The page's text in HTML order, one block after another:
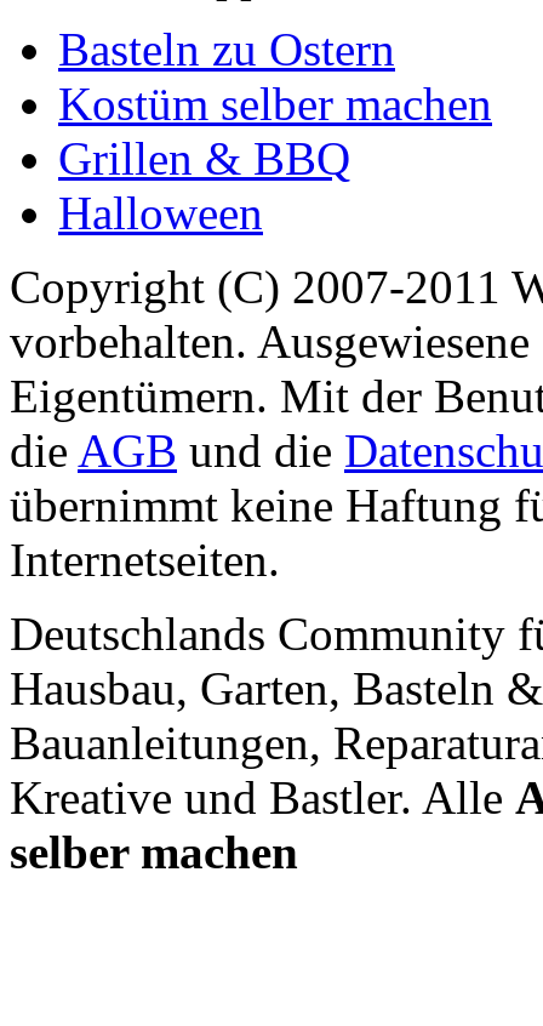
Basteln zu Ostern
Kostüm selber machen
Grillen & BBQ
Halloween
Copyright (C) 2007-2011
vorbehalten.
Eigentümern. Mit der
die AGB und die
übernimmt keine Haftung
Internetseiten.
Deutschlands Community
Hausbau, Garten, Basteln
Bauanleitungen,
Kreative und Bastler. Alle
selber machen